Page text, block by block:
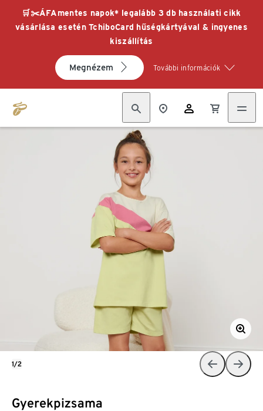
🛒✂️ÁFAmentes napok* legalább 3 db használati cikk
vásárlása esetén TchiboCard hűségkártyával & ingyenes
kiszállítás
Megnézem További információk
Gyerekpizsama
1/2